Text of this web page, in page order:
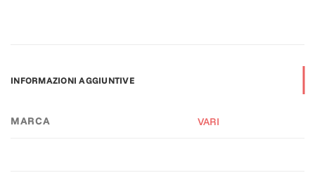
INFORMAZIONI AGGIUNTIVE
MARCA VARI